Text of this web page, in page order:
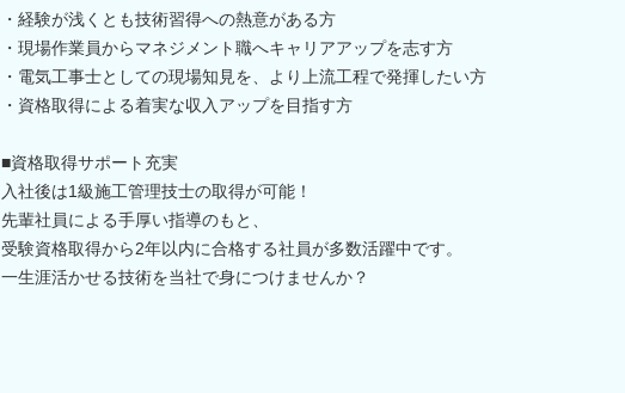
・経験が浅くとも技術習得への熱意がある方
・現場作業員からマネジメント職へキャリアアップを志す方
・電気工事士としての現場知見を、より上流工程で発揮したい方
・資格取得による着実な収入アップを目指す方
■資格取得サポート充実
入社後は1級施工管理技士の取得が可能！
先輩社員による手厚い指導のもと、
受験資格取得から2年以内に合格する社員が多数活躍中です。
一生涯活かせる技術を当社で身につけませんか？